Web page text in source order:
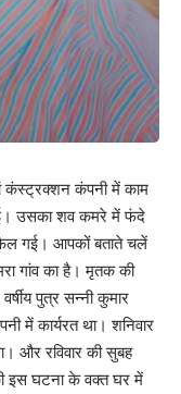
कंस्ट्रक्शन कंपनी में काम
उसका शव कमरे में फंदे
गई। आपकों बताते चलें
गांव का है। मृतक की
पुत्र सन्नी कुमार
में कार्यरत था। शनिवार
और रविवार की सुबह
इस घटना के वक्त घर में